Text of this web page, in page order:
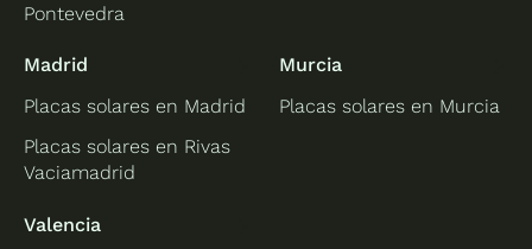
Pontevedra
Madrid
Placas solares en Madrid
Placas solares en Rivas
Vaciamadrid
Murcia
Placas solares en Murcia
Valencia